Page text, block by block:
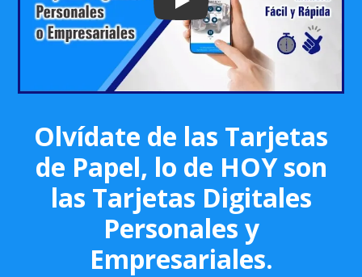
Play: Keynote (Google I/O '18)
Olvídate de las Tarjetas
de Papel, lo de HOY son
las Tarjetas Digitales
Personales y
Empresariales.